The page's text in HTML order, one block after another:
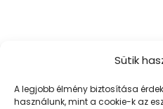
Sütik
A legjobb élmény biztosítása
használunk, mint a cookie-k az
URR KERT KFT.